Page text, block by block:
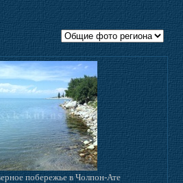
Новости
Веб-камера
побережье в Чолпон-Ате